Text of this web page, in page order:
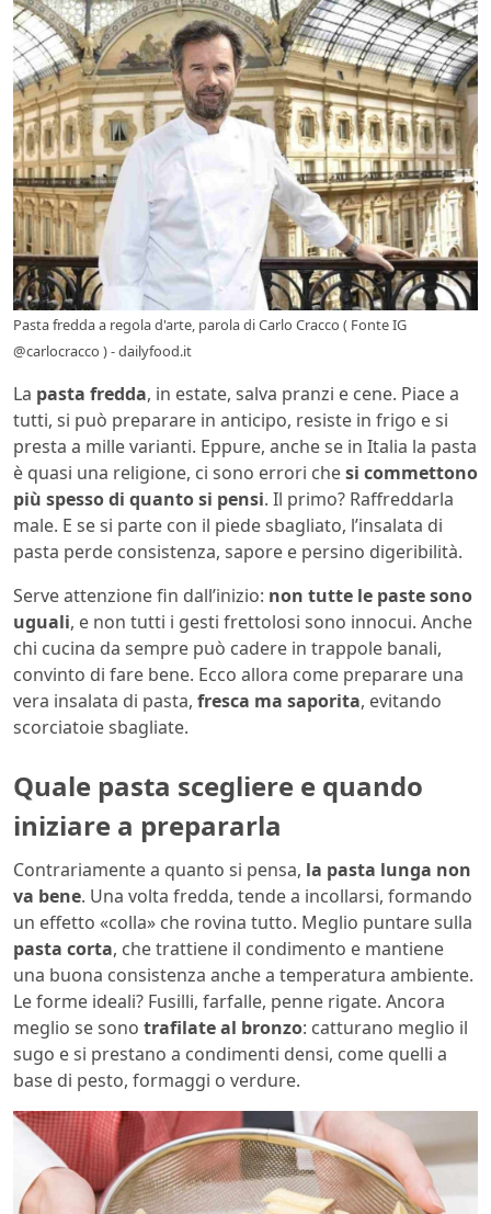
Pasta fredda a regola d'arte, parola di Carlo Cracco ( Fonte IG
@carlocracco ) - dailyfood.it
La pasta fredda, in estate, salva pranzi e cene. Piace a
tutti, si può preparare in anticipo, resiste in frigo e si
presta a mille varianti. Eppure, anche se in Italia la pasta
è quasi una religione, ci sono errori chesi commettono
più spesso di quanto si pensi. Il primo? Raffreddarla
male. E se si parte con il piede sbagliato, l’insalata di
pasta perde consistenza, sapore e persino digeribilità.
Serve attenzione fin dall’inizio: non tutte le paste sono
uguali, e non tutti i gesti frettolosi sono innocui. Anche
chi cucina da sempre può cadere in trappole banali,
convinto di fare bene. Ecco allora come preparare una
vera insalata di pasta, fresca ma saporita, evitando
scorciatoie sbagliate.
Quale pasta scegliere e quando
iniziare a prepararla
Contrariamente a quanto si pensa, la pasta lunga non
va bene. Una volta fredda, tende a incollarsi, formando
un effetto «colla» che rovina tutto. Meglio puntare sulla
pasta corta, che trattiene il condimento e mantiene
una buona consistenza anche a temperatura ambiente.
Le forme ideali? Fusilli, farfalle, penne rigate. Ancora
meglio se sono trafilate al bronzo: catturano meglio il
sugo e si prestano a condimenti densi, come quelli a
base di pesto, formaggi o verdure.